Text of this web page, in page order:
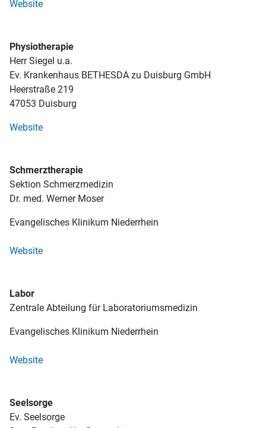
Website
Physiotherapie
Herr Siegel u.a.
Ev. Krankenhaus BETHESDA zu Duisburg GmbH
Heerstraße 219
47053 Duisburg
Website
Schmerztherapie
Sektion Schmerzmedizin
Dr. med. Werner Moser
Evangelisches Klinikum Niederrhein
Website
Labor
Zentrale Abteilung für Laboratoriumsmedizin
Evangelisches Klinikum Niederrhein
Website
Seelsorge
Ev. Seelsorge